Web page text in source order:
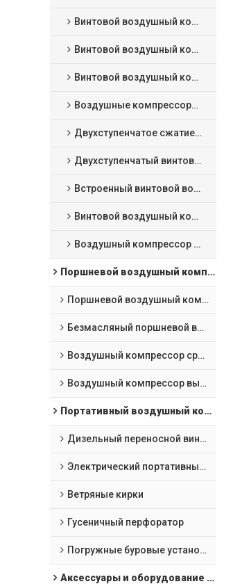
Винтовой воздушный компрессор VSD
Винтовой воздушный компрессор с постоянным магнитом VSD
Винтовой воздушный компрессор низкого давления
Воздушные компрессоры среднего давления
Двухступенчатое сжатие фиксированная скорость винтовой воздушный компрессор
Двухступенчатый винтовой воздушный компрессор с постоянным магнитом VSD
Встроенный винтовой воздушный компрессор 4 в 1
Винтовой воздушный компрессор с лазерной резкой
Воздушный компрессор VSD с постоянным магнитом масляного охлаждения
Поршневой воздушный компрессор
Поршневой воздушный компрессор
Безмасляный поршневой воздушный компрессор
Воздушный компрессор среднего давления
Воздушный компрессор высокого давления
Портативный воздушный компрессор и горнодобывающее оборудование
Дизельный переносной винтовой компрессор
Электрический портативный винтовой воздушный компрессор
Ветряные кирки
Гусеничный перфоратор
Погружные буровые установки "все в одном
Аксессуары и оборудование для обработки воздушных компрессоров